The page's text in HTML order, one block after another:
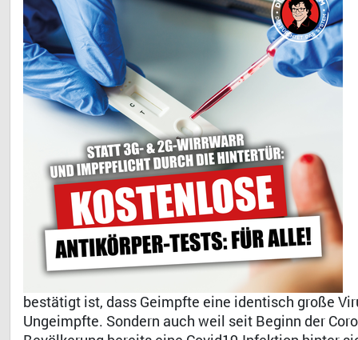
bestätigt ist, dass Geimpfte eine identisch große
Ungeimpfte. Sondern auch weil seit Beginn der